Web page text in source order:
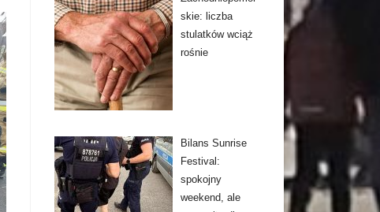
skie: liczba
stulatków wciąż
rośnie
Bilans Sunrise
Festival:
spokojny
weekend, ale